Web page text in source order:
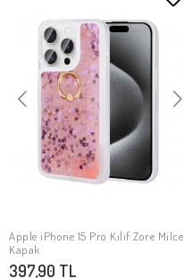
SEPETE EKLE
Apple iPhone 15 Pro Kılıf Zore Milce
Kapak
397,90 TL